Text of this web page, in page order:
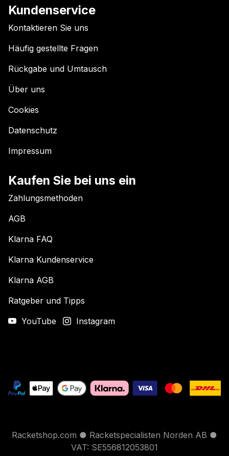
Kundenservice
Kontaktieren Sie uns
Häufig gestellte Fragen
Rückgabe und Umtausch
Über uns
Cookies
Datenschutz
Impressum
Kaufen Sie bei uns ein
Zahlungsmethoden
AGB
Klarna FAQ
Klarna Kundenservice
Klarna AGB
Ratgeber und Tipps
YouTube
Instagram
Racketshop.com ● Racketspecialisten Norden AB ●
VAT: SE556812053801